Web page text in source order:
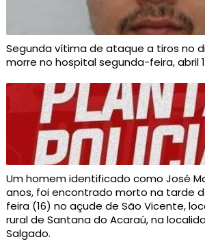
Segunda vítima de ataque a tiros no
morre no hospital segunda-feira, abril
Um homem identificado como José
anos, foi encontrado morto na tarde
feira (16) no açude de São Vicente,
rural de Santana do Acaraú, na
Salgado.